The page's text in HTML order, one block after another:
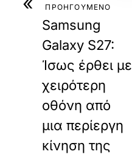
ΠΡΟΗΓΟΥΜΕΝΟ
Samsung
Galaxy S27:
Ίσως έρθει με
χειρότερη
οθόνη από
μια περίεργη
κίνηση της